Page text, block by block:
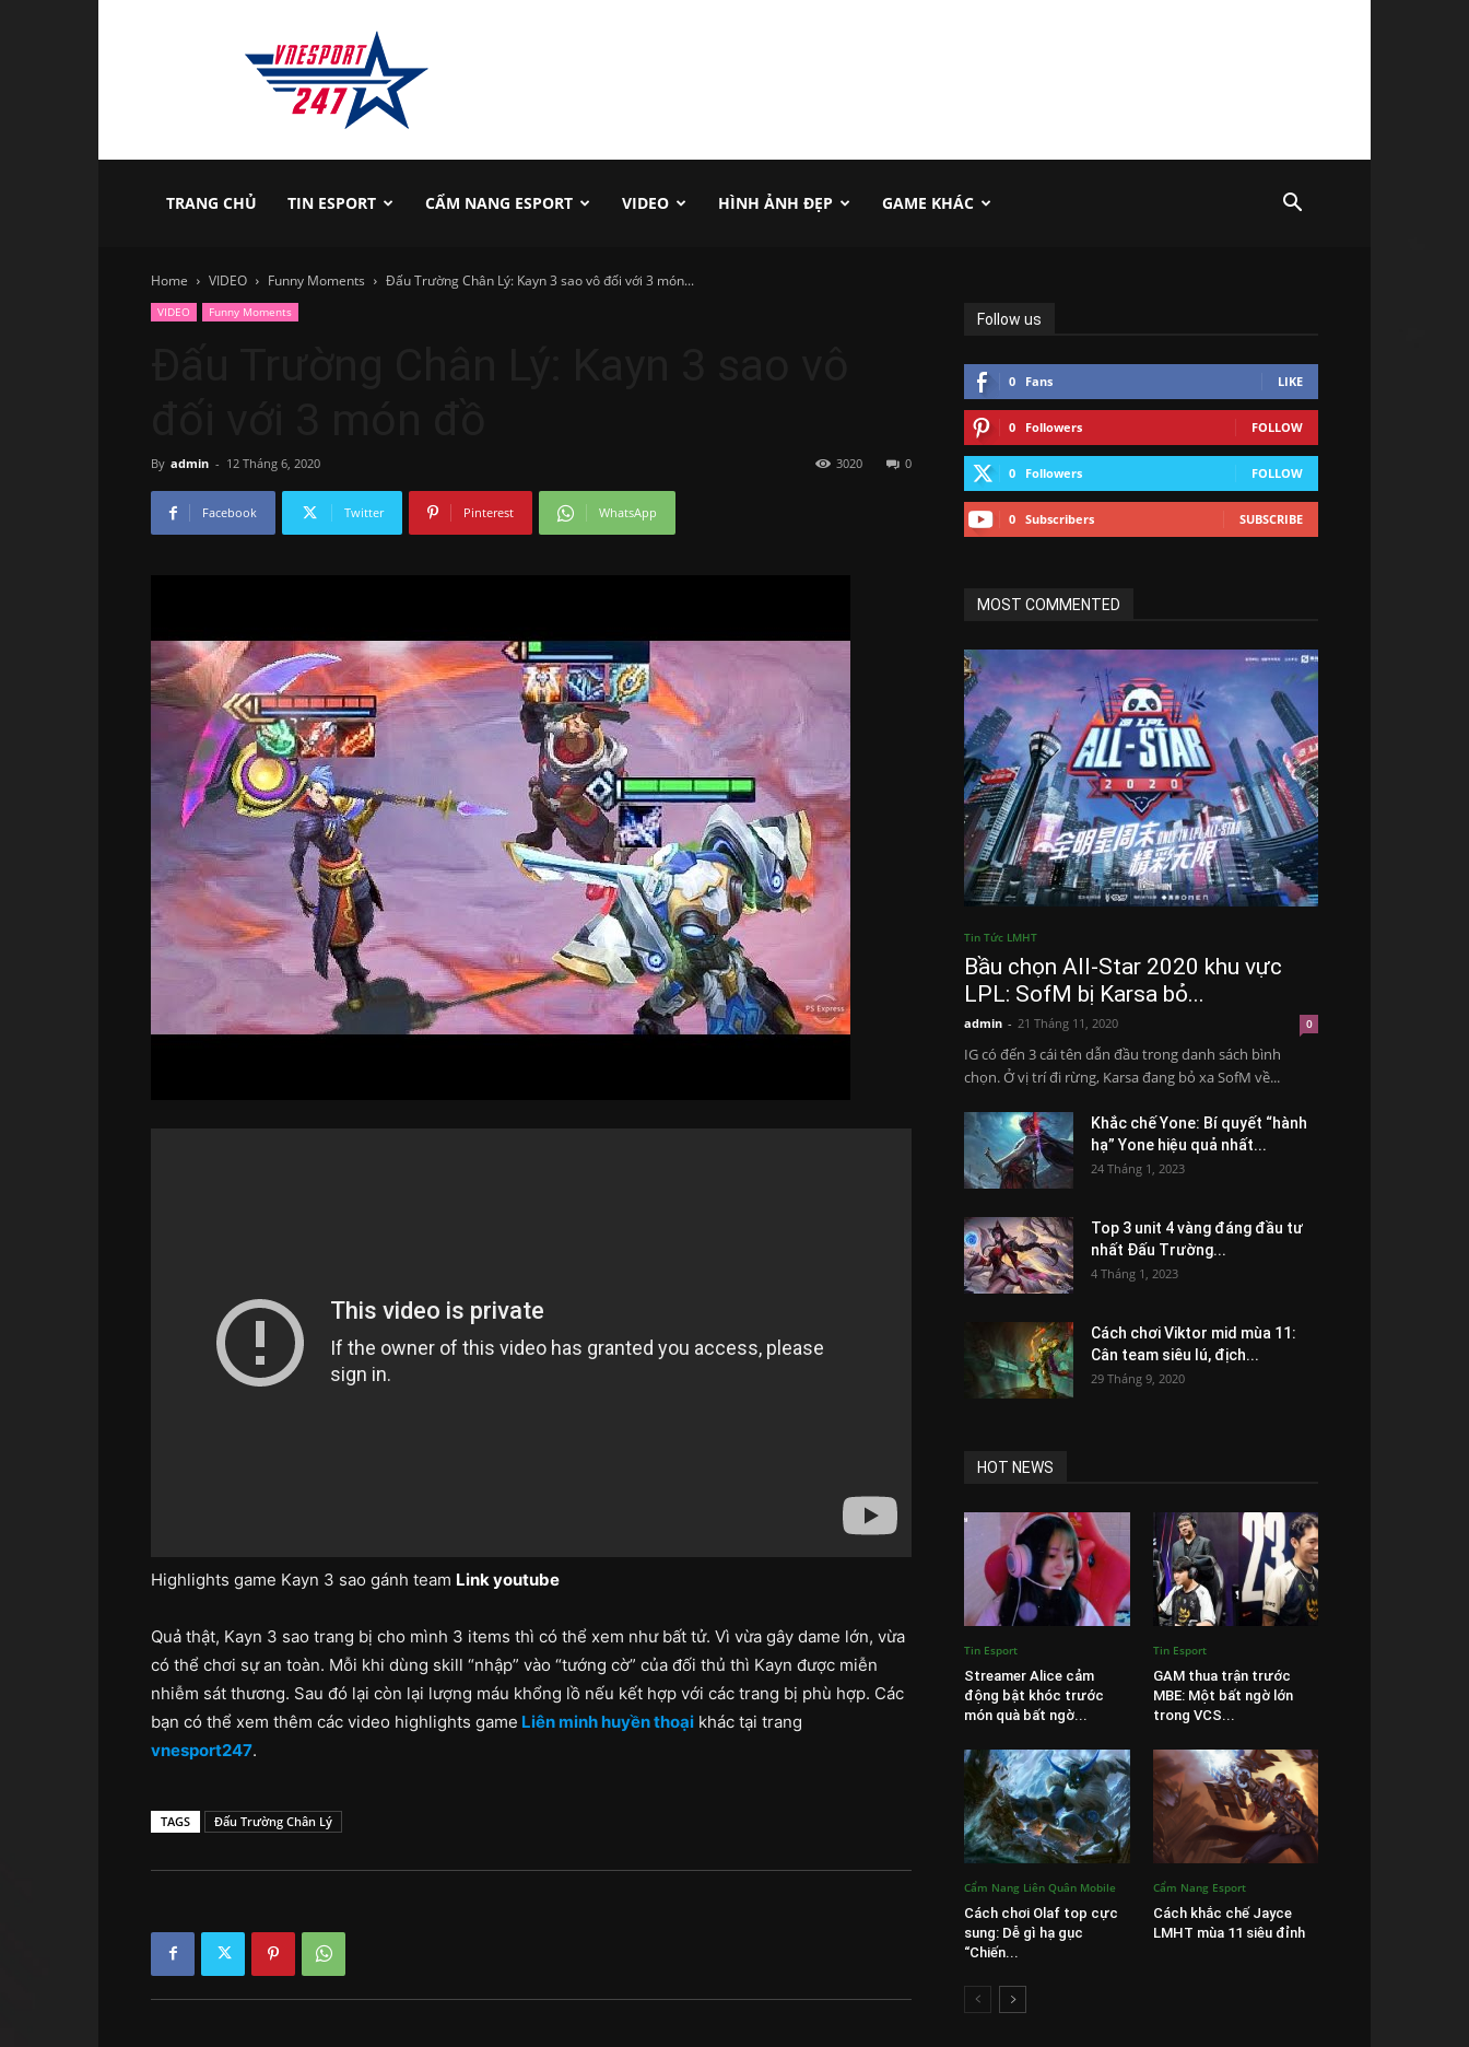
vnesport247
TRANG CHỦ TIN ESPORT CẨM NANG ESPORT VIDEO HÌNH ẢNH ĐẸP GAME KHÁC
Home VIDEO Funny Moments Đấu Trường Chân Lý: Kayn 3 sao vô đối với 3 món...
VIDEO Funny Moments
By admin - 12 Tháng 6, 2020 0
3020
Facebook Twitter Pinterest WhatsApp
Highlights game Kayn 3 sao gánh team Link youtube
Quả thật, Kayn 3 sao trang bị cho mình 3 items thì có thể xem như bất tử. Vì vừa gây dame lớn, vừa
có thể chơi sự an toàn. Mỗi khi dùng skill “nhập” vào “tướng cờ” của đối thủ thì Kayn được miễn
nhiễm sát thương. Sau đó lại còn lại lượng máu khổng lồ nếu kết hợp với các trang bị phù hợp. Các
bạn có thể xem thêm các video highlights game Liên minh huyền thoại khác tại trang
vnesport247.
TAGS Đấu Trường Chân Lý
Follow us
0 Fans LIKE
0 Followers FOLLOW
0 Followers FOLLOW
0 Subscribers SUBSCRIBE
MOST COMMENTED
Tin Tức LMHT
Bầu chọn All-Star 2020 khu vực
LPL: SofM bị Karsa bỏ...
admin - 21 Tháng 11, 2020 0
IG có đến 3 cái tên dẫn đầu trong danh sách bình
chọn. Ở vị trí đi rừng, Karsa đang bỏ xa SofM về...
Khắc chế Yone: Bí quyết “hành
hạ” Yone hiệu quả nhất...
24 Tháng 1, 2023
Top 3 unit 4 vàng đáng đầu tư
nhất Đấu Trường...
4 Tháng 1, 2023
Cách chơi Viktor mid mùa 11:
Cân team siêu lú, địch...
29 Tháng 9, 2020
HOT NEWS
Tin Esport
Streamer Alice cảm
động bật khóc trước
món quà bất ngờ...
Tin Esport
GAM thua trận trước
MBE: Một bất ngờ lớn
trong VCS...
Cẩm Nang Liên Quân Mobile
Cách chơi Olaf top cực
sung: Dễ gì hạ gục
“Chiến...
Cẩm Nang Esport
Cách khắc chế Jayce
LMHT mùa 11 siêu đỉnh